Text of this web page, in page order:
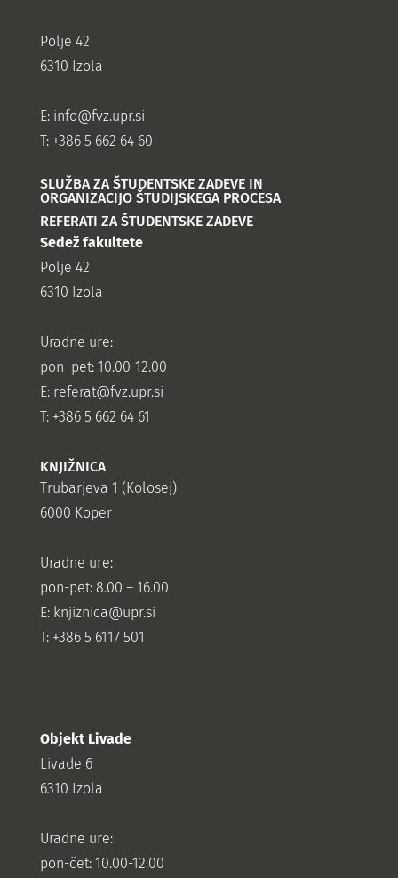
Polje 42
6310 Izola
E: info@fvz.upr.si
T: +386 5 662 64 60
SLUŽBA ZA ŠTUDENTSKE ZADEVE IN
ORGANIZACIJO ŠTUDIJSKEGA PROCESA
REFERATI ZA ŠTUDENTSKE ZADEVE
Sedež fakultete
Polje 42
6310 Izola
Uradne ure:
pon–pet: 10.00-12.00
E: referat@fvz.upr.si
T: +386 5 662 64 61
KNJIŽNICA
Trubarjeva 1 (Kolosej)
6000 Koper
Uradne ure:
pon-pet: 8.00 – 16.00
E: knjiznica@upr.si
T: +386 5 6117 501
Objekt Livade
Livade 6
6310 Izola
Uradne ure:
pon-čet: 10.00-12.00